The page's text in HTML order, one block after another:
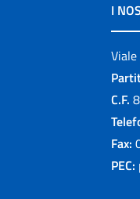
I
C.F.
Fax:
PEC: